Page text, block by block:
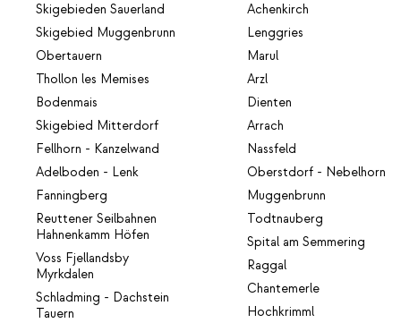
Skigebieden Sauerland
Skigebied Muggenbrunn
Obertauern
Thollon les Memises
Bodenmais
Skigebied Mitterdorf
Fellhorn - Kanzelwand
Adelboden - Lenk
Fanningberg
Reuttener Seilbahnen
Hahnenkamm Höfen
Voss Fjellandsby
Myrkdalen
Schladming - Dachstein
Tauern
Achenkirch
Lenggries
Marul
Arzl
Dienten
Arrach
Nassfeld
Oberstdorf - Nebelhorn
Muggenbrunn
Todtnauberg
Spital am Semmering
Raggal
Chantemerle
Hochkrimml